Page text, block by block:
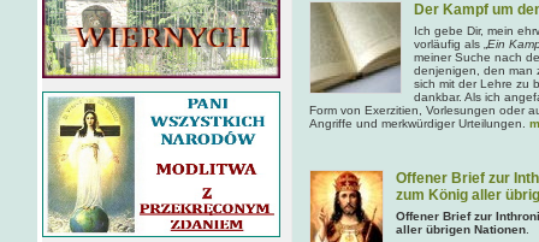
Der Kampf um
Ich gebe Dir, mein
vorläufig als „ Ein
meiner Suche nach
denjenigen, den man
sich mit der Lehre zu
dankbar. Als ich
Form von Exerzitien, Vorlesungen oder
Angriffe und merkwürdiger Urteilungen.
Offener Brief zur
zum König aller
Offener Brief zur
aller übrigen Nationen